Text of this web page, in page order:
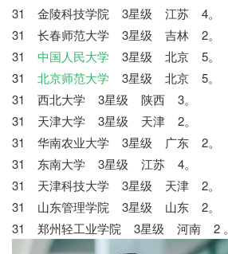
31 金陵科技学院 3星级 江苏 4。
31 长春师范大学 3星级 吉林 2。
31 中国人民大学 3星级 北京 5。
31 北京师范大学 3星级 北京 5。
31 西北大学 3星级 陕西 3。
31 天津大学 3星级 天津 2。
31 华南农业大学 3星级 广东 2。
31 东南大学 3星级 江苏 4。
31 天津科技大学 3星级 天津 2。
31 山东管理学院 3星级 山东 2。
31 郑州轻工业学院 3星级 河南 2 。